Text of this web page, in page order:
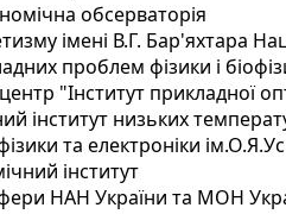
обсерваторія
імені В.Г. Бар'яхтара
проблем фізики і
"Інститут прикладної
інститут низьких
та електроніки
інститут
НАН України та МОН